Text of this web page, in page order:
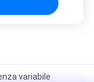
variabile